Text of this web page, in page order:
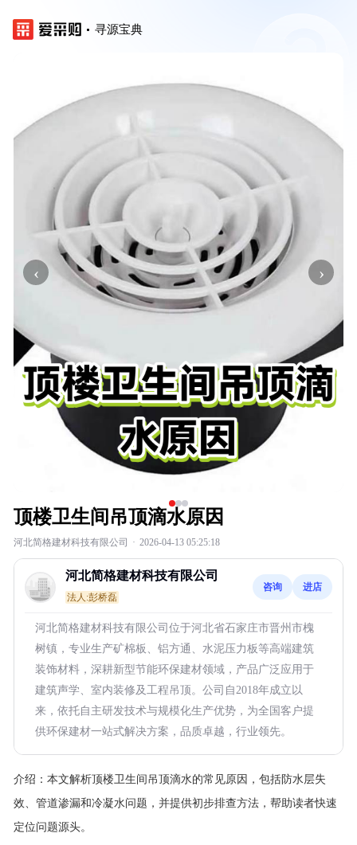
寻源宝典
‹ ›
顶楼卫生间吊顶滴水原因
河北简格建材科技有限公司 · 2026-04-13 05:25:18
河北简格建材科技有限公司
法人:彭桥磊
咨询 进店
河北简格建材科技有限公司位于河北省石家庄市晋州市槐
树镇，专业生产矿棉板、铝方通、水泥压力板等高端建筑
装饰材料，深耕新型节能环保建材领域，产品广泛应用于
建筑声学、室内装修及工程吊顶。公司自2018年成立以
来，依托自主研发技术与规模化生产优势，为全国客户提
供环保建材一站式解决方案，品质卓越，行业领先。
介绍： 本文解析顶楼卫生间吊顶滴水的常见原因，包括防水层失
效、管道渗漏和冷凝水问题，并提供初步排查方法，帮助读者快速
定位问题源头。